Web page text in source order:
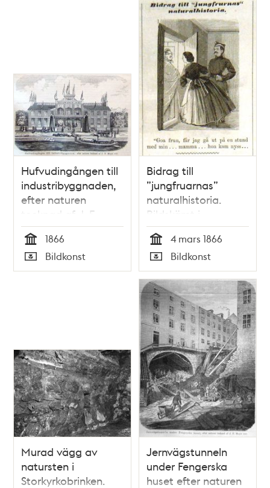
Hufvudingången till
industribyggnaden,
efter naturen
tecknad af J. F.
Meyer s:or. Litografi
i Illustrerad Tidning,
nr 24 den 16 juni
1866.
Tid
1866
Typ
Bildkonst
Bidrag till
”jungfruarnas”
naturalhistoria.
Bildskämt i
Söndags-Nisse –
Illustreradt
Veckoblad för
Skämt, Humor och
Satir, nr 9, den 4
mars 1866
Tid
4 mars 1866
Typ
Bildkonst
Murad vägg av
natursten i
Storkyrkobrinken.
Jernvägstunneln
under Fengerska
huset efter naturen